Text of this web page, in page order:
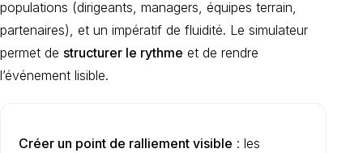
populations (dirigeants, managers, équipes terrain,
partenaires), et un impératif de fluidité. Le simulateur
permet de structurer le rythme et de rendre
l’événement lisible.
Créer un point de ralliement visible : les